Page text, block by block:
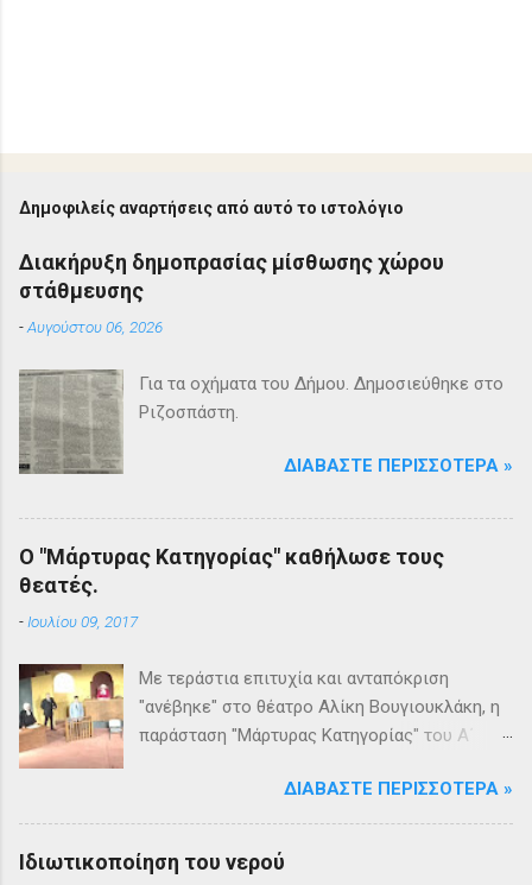
Δημοφιλείς αναρτήσεις από αυτό το ιστολόγιο
Διακήρυξη δημοπρασίας μίσθωσης χώρου
στάθμευσης
-Αυγούστου 06, 2026
Για τα οχήματα του Δήμου. Δημοσιεύθηκε στο
Ριζοσπάστη.
ΔΙΑΒΆΣΤΕ ΠΕΡΙΣΣΌΤΕΡΑ »
Ο "Μάρτυρας Κατηγορίας" καθήλωσε τους
θεατές.
-Ιουλίου 09, 2017
Με τεράστια επιτυχία και ανταπόκριση
"ανέβηκε" στο θέατρο Αλίκη Βουγιουκλάκη, η
παράσταση "Μάρτυρας Κατηγορίας" του Α΄
Βριλησσίων. Το θέατρο γέμισε και πάνω από
1500 θεατές και τις δύο βραδιές απόλαυσαν
κυριολεκτικά μία σπουδαία παράσταση
υψηλής δραματουργίας. Το έργο της Αγκάθα
ΔΙΑΒΆΣΤΕ ΠΕΡΙΣΣΌΤΕΡΑ »
Ιδιωτικοποίηση του νερού